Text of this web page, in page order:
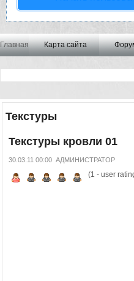
Главная Карта сайта
Текстуры
Текстуры кровли 01
30.03.11 00:00 АДМИНИСТРАТОР
(1 - user